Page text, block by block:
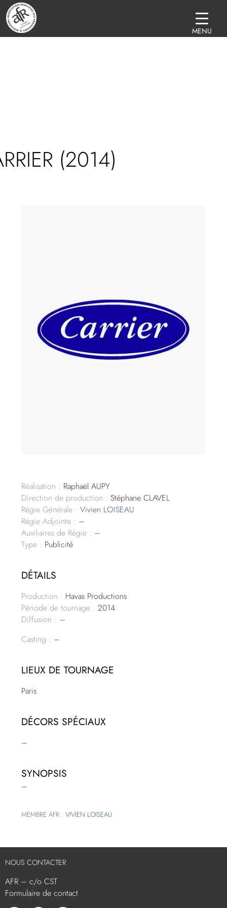
(2014)
Réalisation : Raphaël AUPY
Direction de production : Stéphane CLAVEL
Régie Générale : Vivien LOISEAU
Régie Adjointe : –
Auxiliaires de Régie : –
Type : Publicité
DÉTAILS
Production : Havas Productions
Période de tournage : 2014
Diffusion : –
Casting : –
LIEUX DE TOURNAGE
Paris
DÉCORS SPÉCIAUX
–
SYNOPSIS
–
MEMBRE AFR :VIVIEN LOISEAU
NOUS CONTACTER
AFR – c/o CST
Formulaire de contact
MENU